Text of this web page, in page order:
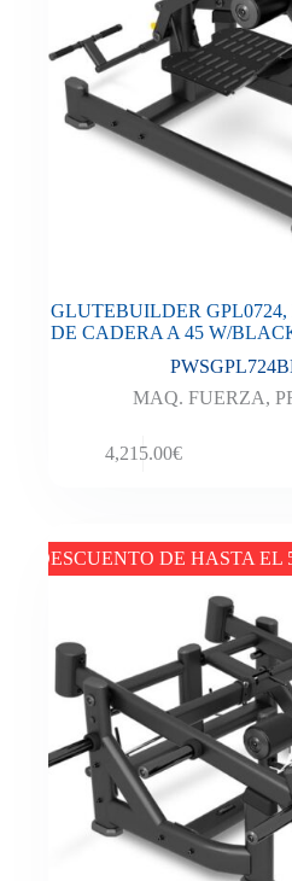
GLUTEBUILDER
DE CADERA A 45 W/
MAQ. FUERZA,
4,215.00€
DESCUENTO DE HASTA EL